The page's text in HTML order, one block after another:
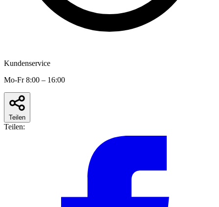
Kundenservice
Mo-Fr 8:00 – 16:00
Teilen
Teilen: